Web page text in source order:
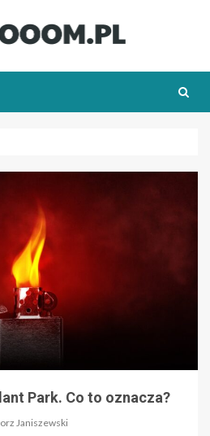
Park. Co to oznacza?
Janiszewski